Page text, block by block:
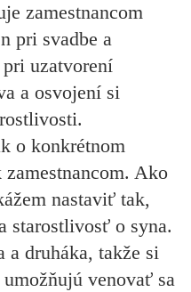
zamestnancom
pri svadbe a
uzatvorení
a osvojení si
o konkrétnom
Ako
nastaviť tak,
starostlivosť o syna.
a druháka, takže si
venovať sa